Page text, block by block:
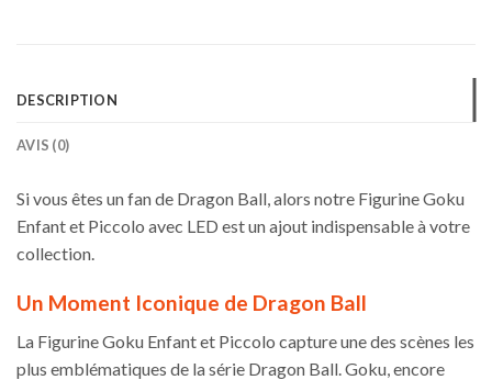
DESCRIPTION
AVIS (0)
Si vous êtes un fan de Dragon Ball, alors notre Figurine Goku
Enfant et Piccolo avec LED est un ajout indispensable à votre
collection.
Un Moment Iconique de Dragon Ball
La Figurine Goku Enfant et Piccolo capture une des scènes les
plus emblématiques de la série Dragon Ball. Goku, encore